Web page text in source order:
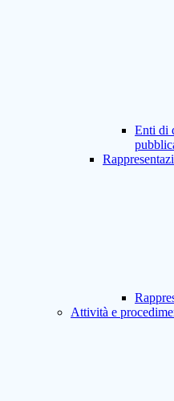
Enti di
Attività e